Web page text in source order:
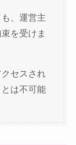
、運営主
を受けま
セスされ
は不可能